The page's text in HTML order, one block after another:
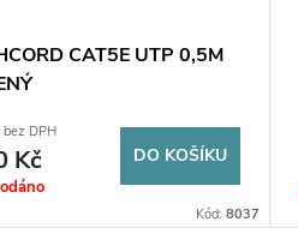
CAT5E UTP 0,5M
DPH
Kč DO KOŠÍKU
Kód: 8037